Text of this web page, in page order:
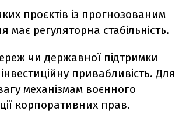
проєктів із прогнозованим
регуляторна стабільність.
чи державної підтримки
привабливість. Для
механізмам воєнного
корпоративних прав.